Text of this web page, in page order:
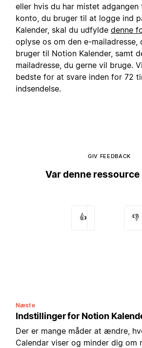
eller hvis du har mistet
konto, du bruger til at logge ind
Kalender, skal du udfylde denne
oplyse os om den e-mailadresse,
bruger til Notion Kalender, samt
mailadresse, du gerne vil bruge.
bedste for at svare inden for 72
indsendelse.
GIV FEEDBACK
Var denne
👍 👎
Næste
Indstillinger for Notion
Der er mange måder at ændre,
Calendar viser og minder dig om